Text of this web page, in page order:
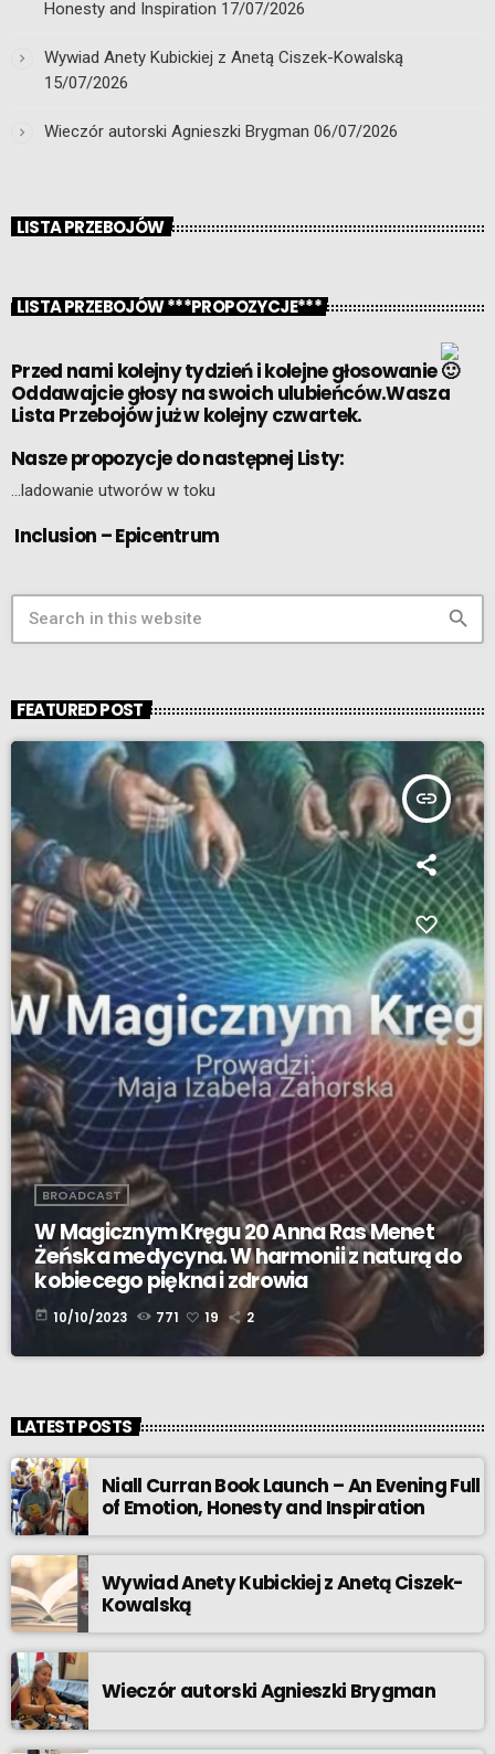
Honesty and Inspiration 17/07/2026
Wywiad Anety Kubickiej z Anetą Ciszek-Kowalską
15/07/2026
Wieczór autorski Agnieszki Brygman 06/07/2026
LISTA PRZEBOJÓW
LISTA PRZEBOJÓW ***PROPOZYCJE***
Przed nami kolejny tydzień i kolejne głosowanie
Oddawajcie głosy na swoich ulubieńców.Wasza
Lista Przebojów już w kolejny czwartek.
Nasze propozycje do następnej Listy:
…ladowanie utworów w toku
Inclusion – Epicentrum
search
FEATURED POST
insert_link
BROADCAST
W Magicznym Kręgu 20 Anna Ras Menet
Żeńska medycyna. W harmonii z naturą do
kobiecego piękna i zdrowia
today 10/10/2023 771 19 2
LATEST POSTS
Niall Curran Book Launch – An Evening Full
of Emotion, Honesty and Inspiration
Wywiad Anety Kubickiej z Anetą Ciszek-
Kowalską
Wieczór autorski Agnieszki Brygman